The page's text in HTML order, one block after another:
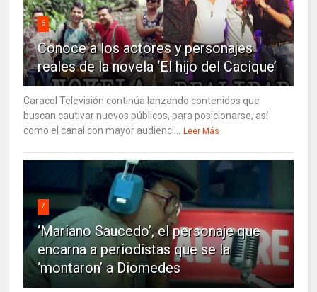
6
Conoce a los actores y personajes
reales de la novela ‘El hijo del Cacique’
Caracol Televisión continúa lanzando contenidos que
buscan cautivar nuevos públicos, para posicionarse, así
como el canal con mayor audienci...
Leer Más
7
‘Mariano Saucedo’, el personaje que
encarna a periodistas que se la
‘montaron’ a Diomedes